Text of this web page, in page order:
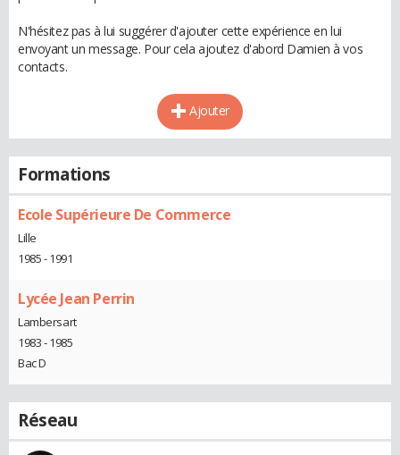
N'hésitez pas à lui suggérer d'ajouter cette expérience en lui
envoyant un message. Pour cela ajoutez d'abord Damien à vos
contacts.
Ajouter
Formations
Ecole Supérieure De Commerce
Lille
1985 - 1991
Lycée Jean Perrin
Lambersart
1983 - 1985
Bac D
Réseau